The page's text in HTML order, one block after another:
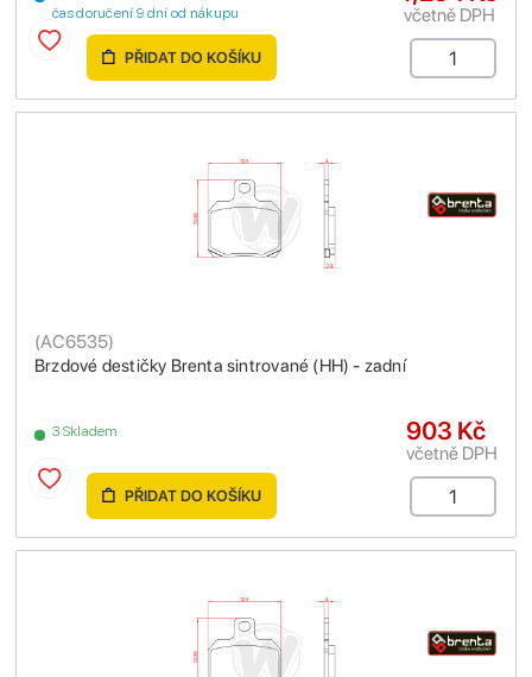
čas doručení 9 dní od nákupu
včetně DPH
PŘIDAT DO KOŠÍKU
Brzdové destičky Brenta sintrované (HH) - zadní
(AC6535)
3 Skladem 903 Kč
včetně DPH
PŘIDAT DO KOŠÍKU